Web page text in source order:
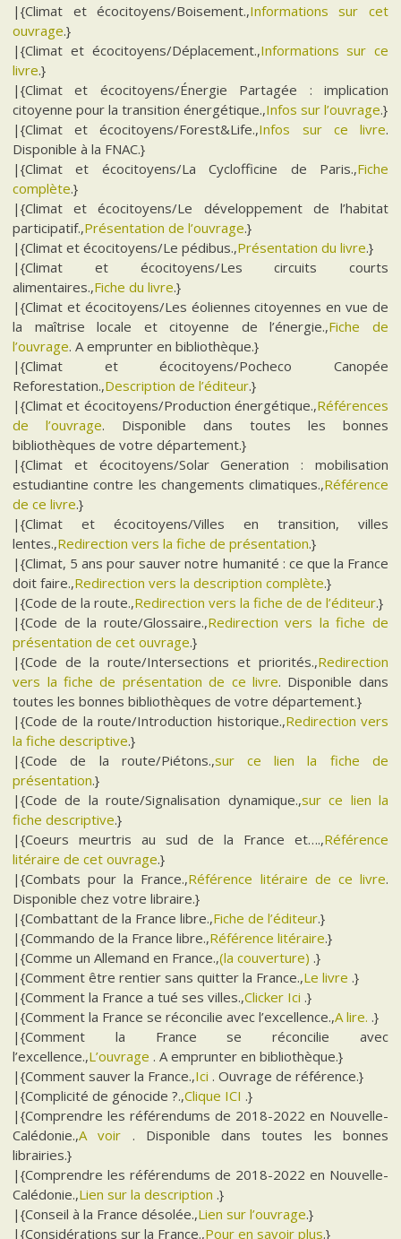
|{Climat et écocitoyens/Boisement.,Informations sur cet
ouvrage.}
|{Climat et écocitoyens/Déplacement.,Informations sur ce
livre.}
|{Climat et écocitoyens/Énergie Partagée : implication
citoyenne pour la transition énergétique.,Infos sur l’ouvrage.}
|{Climat et écocitoyens/Forest&Life.,Infos sur ce livre.
Disponible à la FNAC.}
|{Climat et écocitoyens/La Cyclofficine de Paris.,Fiche
complète.}
|{Climat et écocitoyens/Le développement de l’habitat
participatif.,Présentation de l’ouvrage.}
|{Climat et écocitoyens/Le pédibus.,Présentation du livre.}
|{Climat et écocitoyens/Les circuits courts
alimentaires.,Fiche du livre.}
|{Climat et écocitoyens/Les éoliennes citoyennes en vue de
la maîtrise locale et citoyenne de l’énergie.,Fiche de
l’ouvrage. A emprunter en bibliothèque.}
|{Climat et écocitoyens/Pocheco Canopée
Reforestation.,Description de l’éditeur.}
|{Climat et écocitoyens/Production énergétique.,Références
de l’ouvrage. Disponible dans toutes les bonnes
bibliothèques de votre département.}
|{Climat et écocitoyens/Solar Generation : mobilisation
estudiantine contre les changements climatiques.,Référence
de ce livre.}
|{Climat et écocitoyens/Villes en transition, villes
lentes.,Redirection vers la fiche de présentation.}
|{Climat, 5 ans pour sauver notre humanité : ce que la France
doit faire.,Redirection vers la description complète.}
|{Code de la route.,Redirection vers la fiche de de l’éditeur.}
|{Code de la route/Glossaire.,Redirection vers la fiche de
présentation de cet ouvrage.}
|{Code de la route/Intersections et priorités.,Redirection
vers la fiche de présentation de ce livre. Disponible dans
toutes les bonnes bibliothèques de votre département.}
|{Code de la route/Introduction historique.,Redirection vers
la fiche descriptive.}
|{Code de la route/Piétons.,sur ce lien la fiche de
présentation.}
|{Code de la route/Signalisation dynamique.,sur ce lien la
fiche descriptive.}
|{Coeurs meurtris au sud de la France et….,Référence
litéraire de cet ouvrage.}
|{Combats pour la France.,Référence litéraire de ce livre.
Disponible chez votre libraire.}
|{Combattant de la France libre.,Fiche de l’éditeur.}
|{Commando de la France libre.,Référence litéraire.}
|{Comme un Allemand en France.,(la couverture) .}
|{Comment être rentier sans quitter la France.,Le livre .}
|{Comment la France a tué ses villes.,Clicker Ici .}
|{Comment la France se réconcilie avec l’excellence.,A lire. .}
|{Comment la France se réconcilie avec
l’excellence.,L’ouvrage . A emprunter en bibliothèque.}
|{Comment sauver la France.,Ici . Ouvrage de référence.}
|{Complicité de génocide ?.,Clique ICI .}
|{Comprendre les référendums de 2018-2022 en Nouvelle-
Calédonie.,A voir . Disponible dans toutes les bonnes
librairies.}
|{Comprendre les référendums de 2018-2022 en Nouvelle-
Calédonie.,Lien sur la description .}
|{Conseil à la France désolée.,Lien sur l’ouvrage.}
|{Considérations sur la France.,Pour en savoir plus.}